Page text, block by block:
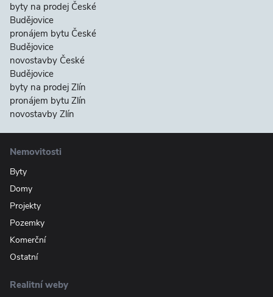
byty na prodej České
Budějovice
pronájem bytu České
Budějovice
novostavby České
Budějovice
byty na prodej Zlín
pronájem bytu Zlín
novostavby Zlín
Nemovitosti
Byty
Domy
Projekty
Pozemky
Komerční
Ostatní
Realitní weby